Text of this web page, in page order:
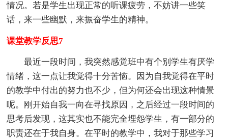
情况。若是学生出现正常的听课疲劳，不妨讲一些笑
话，来一些幽默，来振奋学生的精神。
课堂教学反思7
最近一段时间，我突然感觉班中有个别学生有厌学
情绪，这一点让我觉得十分苦恼。因为自我觉得在平时
的教学中付出的努力也不少，但为何还会出现这种情景
呢。刚开始自我一向在寻找原因，之后经过一段时间的
思考后发现，这其实也不能完全埋怨学生，有一部分的
职责还在于我自身。在平时的教学中，我对于那些学习